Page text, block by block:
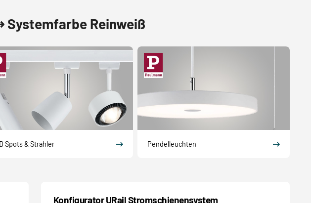
Reinweiß
Spots & Strahler Pendelleuchten
Konfigurator URail Stromschienensystem